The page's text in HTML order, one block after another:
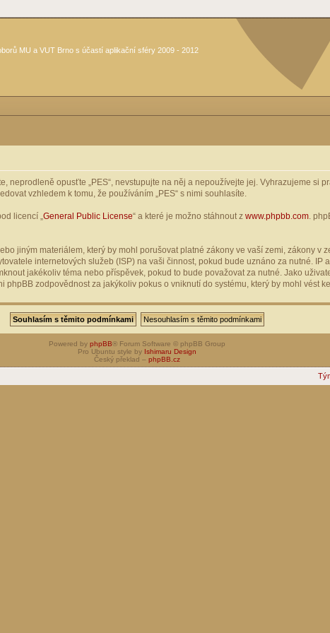
MU a VUT Brno s účastí aplikační sféry 2009 - 2012
neprodleně opusťte „PES“, nevstupujte na něj a nepoužívejte jej. Vyhrazujeme si
vzhledem k tomu, že používáním „PES“ s nimi souhlasíte.
licencí „ General Public License“ a které je možno stáhnout z www.phpbb.com .
jiným materiálem, který by mohl porušovat platné zákony ve vaší zemi, zákony v
internetových služeb (ISP) na vaši činnost, pokud bude uznáno za nutné.
jakékoliv téma nebo příspěvek, pokud to bude považovat za nutné. Jako
zodpovědnost za jakýkoliv pokus o vniknutí do systému, který by mohl vést
Powered by phpBB® Forum Software © phpBB Group
Pro Ubuntu style by Ishimaru Design
Český překlad – phpBB.cz